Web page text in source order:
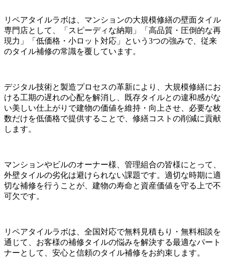
リペアタイルラボは、マンションの大規模修繕の壁面タイル
専門店として、「スピーディな納期」「高品質・圧倒的な再
現力」「低価格・小ロット対応」という3つの強みで、従来
のタイル補修の常識を覆しています。
デジタル技術と製造プロセスの革新により、大規模修繕にお
ける工期の遅れの心配を解消し、既存タイルとの違和感がな
い美しい仕上がりで建物の価値を維持・向上させ、必要な枚
数だけを低価格で提供することで、修繕コストの削減に貢献
します。
マンションやビルのオーナー様、管理組合の皆様にとって、
外壁タイルの劣化は避けられない課題です。適切な時期に適
切な補修を行うことが、建物の寿命と資産価値を守る上で不
可欠です。
リペアタイルラボは、全国対応で無料見積もり・無料相談を
通じて、お客様の補修タイルの悩みを解決する最適なパート
ナーとして、安心と信頼のタイル補修をお約束します。